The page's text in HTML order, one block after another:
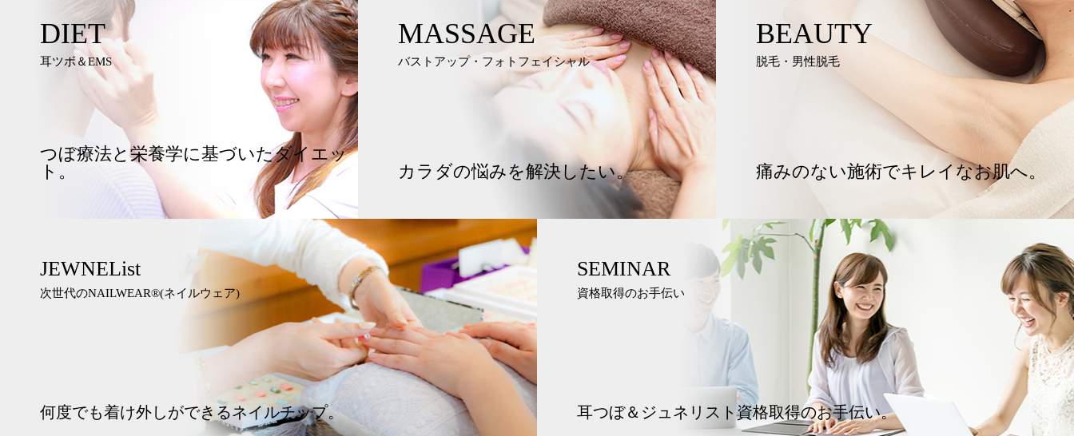
DIET
耳ツボ＆EMS
つぼ療法と栄養学に基づいたダイエッ
ト。
MASSAGE
バストアップ・フォトフェイシャル
カラダの悩みを解決したい。
BEAUTY
脱毛・男性脱毛
痛みのない施術でキレイなお肌へ。
JEWNEList
次世代のNAILWEAR®︎(ネイルウェア)
何度でも着け外しができるネイルチップ。
SEMINAR
資格取得のお手伝い
耳つぼ＆ジュネリスト資格取得のお手伝い。